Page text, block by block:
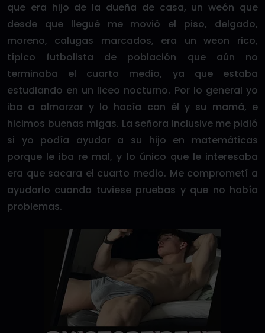
que era hijo de la dueña de casa, un weón que
desde que llegué me movió el piso, delgado,
moreno, calugas marcados, era un weon rico,
típico futbolista de población que aún no
terminaba el cuarto medio, ya que estaba
estudiando en un liceo nocturno. Por lo general yo
iba a almorzar y lo hacía con él y su mamá, e
hicimos buenas migas. La señora inclusive me pidió
si yo podía ayudar a su hijo en matemáticas
porque le iba re mal, y lo único que le interesaba
era que sacara el cuarto medio. Me comprometí a
ayudarlo cuando tuviese pruebas y que no había
problemas.